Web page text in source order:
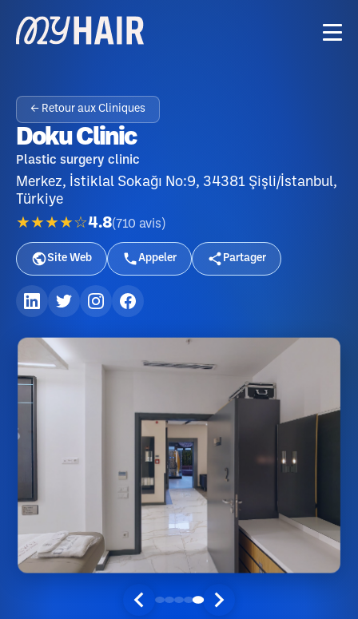
← Retour aux Cliniques
Doku Clinic
Plastic surgery clinic
Merkez, İstiklal Sokağı No:9, 34381 Şişli/İstanbul,
Türkiye
★★★★☆4.8(710 avis )
Site Web Appeler Partager